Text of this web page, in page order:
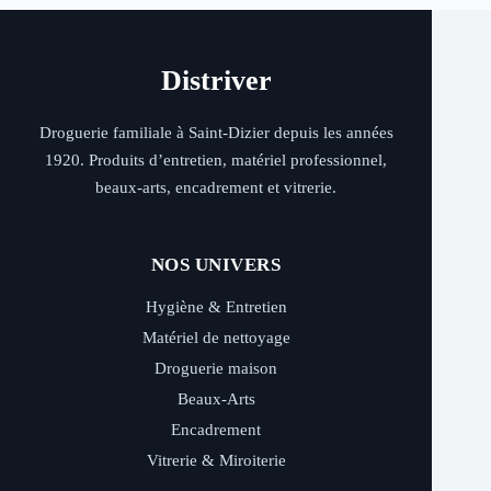
Distriver
Droguerie familiale à Saint-Dizier depuis les années
1920. Produits d’entretien, matériel professionnel,
beaux-arts, encadrement et vitrerie.
NOS UNIVERS
Hygiène & Entretien
Matériel de nettoyage
Droguerie maison
Beaux-Arts
Encadrement
Vitrerie & Miroiterie